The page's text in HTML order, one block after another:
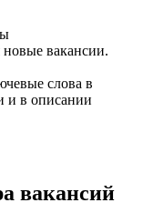
новые вакансии.
слова в
и в описании
вакансий